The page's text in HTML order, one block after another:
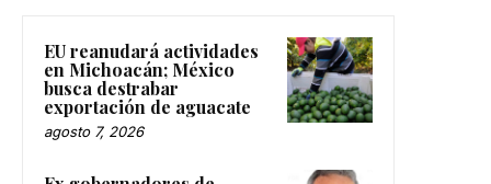
EU reanudará actividades
en Michoacán; México
busca destrabar
exportación de aguacate
agosto 7, 2026